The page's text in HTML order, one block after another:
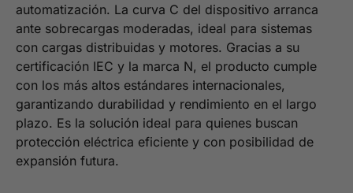
automatización. La curva C del dispositivo arranca
ante sobrecargas moderadas, ideal para sistemas
con cargas distribuidas y motores. Gracias a su
certificación IEC y la marca N, el producto cumple
con los más altos estándares internacionales,
garantizando durabilidad y rendimiento en el largo
plazo. Es la solución ideal para quienes buscan
protección eléctrica eficiente y con posibilidad de
expansión futura.